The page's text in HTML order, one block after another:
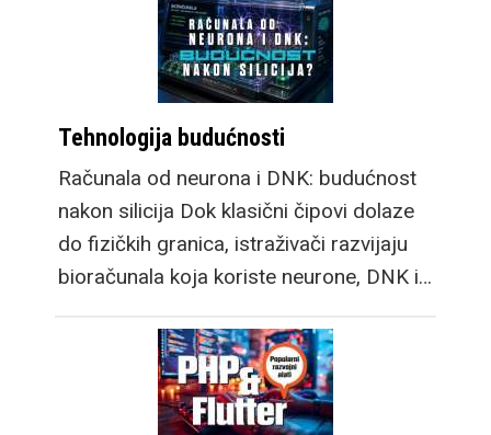
Tehnologija budućnosti
Računala od neurona i DNK: budućnost
nakon silicija Dok klasični čipovi dolaze
do fizičkih granica, istraživači razvijaju
bioračunala koja koriste neurone, DNK i…